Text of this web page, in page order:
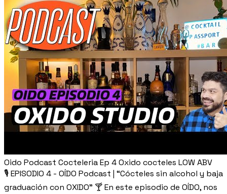
Oido Podcast Cocteleria Ep 4 Oxido cocteles LOW ABV
🎙️ EPISODIO 4 - OÍDO Podcast | “Cócteles sin alcohol y baja
graduación con OXIDO” 🍸 En este episodio de OÍDO, nos